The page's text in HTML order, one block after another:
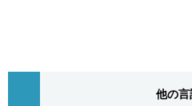
文化
他の